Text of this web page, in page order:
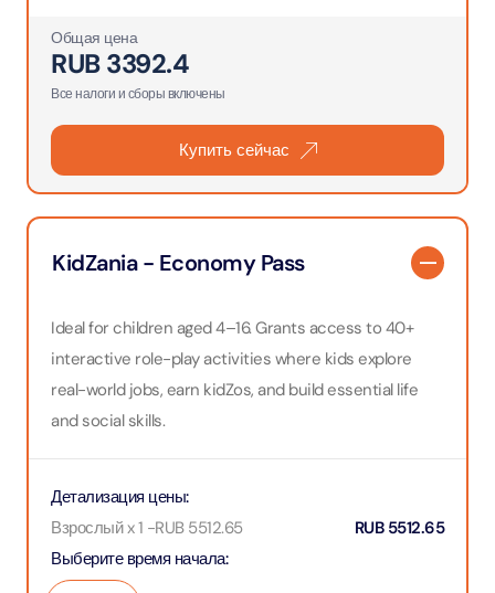
Общая цена
RUB3392.4
Все налоги и сборы включены
Купить сейчас
KidZania - Economy Pass
Ideal for children aged 4–16. Grants access to 40+
interactive role-play activities where kids explore
real-world jobs, earn kidZos, and build essential life
and social skills.
Выберите время начала:
Детализация цены:
Взрослый x 1 -RUB 5512.65 RUB 5512.65